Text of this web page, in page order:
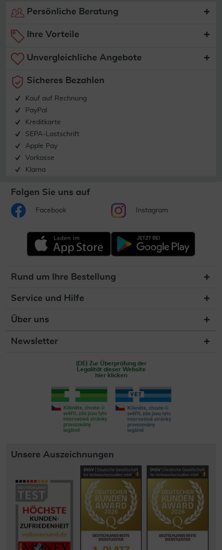
Persönliche Beratung
Ihre Vorteile
Unvergleichliche Angebote
Sicheres Bezahlen
Kauf auf Rechnung
PayPal
Kreditkarte
SEPA-Lastschrift
Apple Pay
Vorkasse
Klarna
Folgen Sie uns auf
Facebook Instagram
Rund um Ihre Bestellung
Service und Hilfe
Über uns
Newsletter
(DE) Zur Überprüfung der
Legalität dieser Website
hier klicken
Unsere Auszeichnungen